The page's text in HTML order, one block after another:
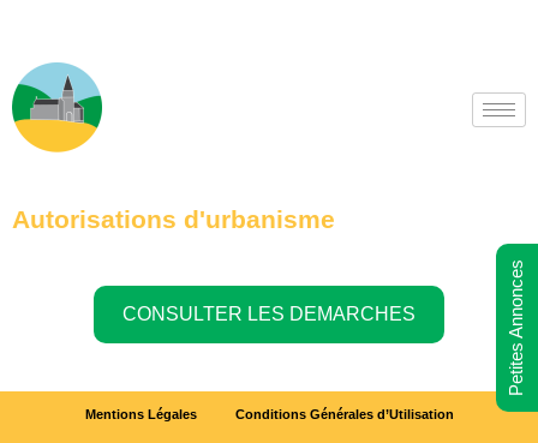
Autorisations d'urbanisme
CONSULTER LES DEMARCHES
Mentions Légales Conditions Générales d’Utilisation
Petites Annonces